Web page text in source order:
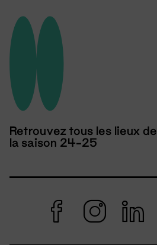
Retrouvez tous les lieux de
la saison 24-25